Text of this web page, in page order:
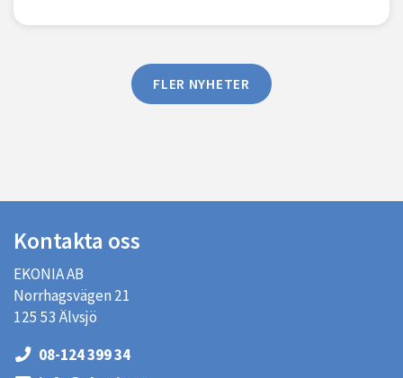
FLER NYHETER
Kontakta oss
EKONIA AB
Norrhagsvägen 21
125 53 Älvsjö
08-124 399 34